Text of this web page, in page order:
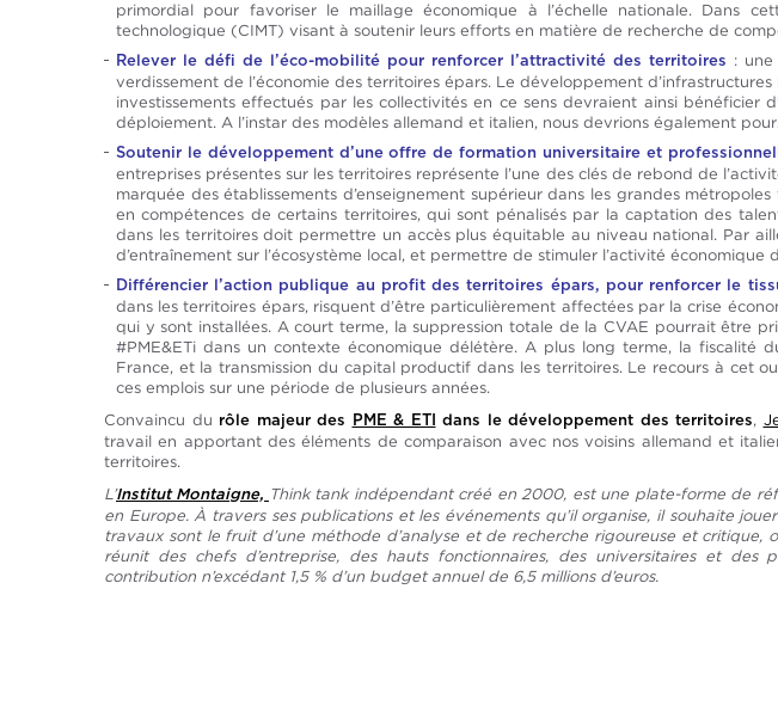
primordial pour favoriser le maillage économique à l’échelle nationale. Dans
technologique (CIMT) visant à soutenir leurs efforts en matière de recherche de
Relever le défi de l’éco-mobilité pour renforcer l’attractivité des territoires
:
verdissement de l’économie des territoires épars. Le développement
investissements effectués par les collectivités en ce sens devraient ainsi
déploiement. A l’instar des modèles allemand et italien, nous devrions également
Soutenir le développement d’une offre de formation universitaire et
entreprises présentes sur les territoires représente l’une des clés de rebond de
marquée des établissements d’enseignement supérieur dans les grandes
en compétences de certains territoires, qui sont pénalisés par la captation des
dans les territoires doit permettre un accès plus équitable au niveau national. Par
d’entraînement sur l’écosystème local, et permettre de stimuler l’activité économique
Différencier l’action publique au profit des territoires épars, pour renforcer le
dans les territoires épars, risquent d’être particulièrement affectées par la crise
qui y sont installées. A court terme, la suppression totale de la CVAE pourrait être
#PME&ETi dans un contexte économique délétère. A plus long terme, la fiscalité
France, et la transmission du capital productif dans les territoires. Le recours à cet
ces emplois sur une période de plusieurs années.
Convaincu du rôle majeur des PME & ETI dans le développement des territoires,
travail en apportant des éléments de comparaison avec nos voisins allemand et
territoires.
L’Institut Montaigne, Think tank indépendant créé en 2000, est une plate-forme de
en Europe. À travers ses publications et les événements qu’il organise, il souhaite
travaux sont le fruit d’une méthode d’analyse et de recherche rigoureuse et
réunit des chefs d’entreprise, des hauts fonctionnaires, des universitaires et des
contribution n’excédant 1,5 % d’un budget annuel de 6,5 millions d’euros.